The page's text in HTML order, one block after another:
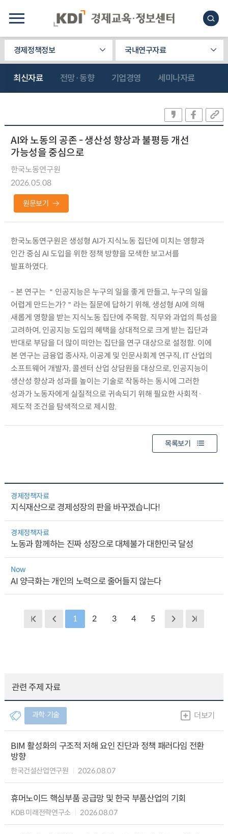
경제정책정보 국내연구자료
최신자료 전망·동향 기업경영 세미나자료
AI와 노동의 공존 - 생산성 향상과 불평등 개선
가능성을 중심으로
한국노동연구원
2026.05.08
원문보기
한국노동연구원은 생성형 AI가 지식노동 집단에 미치는 영향과
인간 중심 AI 도입을 위한 정책 방향을 모색한 보고서를
발표하였다.
- 본 연구는 ＂인공지능은 누구의 일을 좋게 만들고, 누구의 일을
어렵게 만드는가?＂라는 질문에 답하기 위해, 생성형 AI에 의해
새롭게 영향을 받는 지식노동 집단에 주목함. 직무와 과업의 특성을
고려하여, 인공지능 도입의 혜택을 상대적으로 크게 받는 집단과
반대로 부담을 더 많이 떠안는 집단을 연구 대상으로 설정함. 이에
본 연구는 금융업 종사자, 이공계 및 인문사회계 연구직, IT 산업의
소프트웨어 개발자, 콜센터 산업 상담원을 대상으로, 인공지능이
생산성 향상과 성과를 높이는 기술로 작동하는 동시에 그러한
성과가 노동자에게 실질적으로 귀속되기 위해 필요한 사회적·
제도적 조건을 탐색적으로 제시함.
목록보기
경제정책자료
지식재산으로 경제성장의 판을 바꾸겠습니다!
경제정책자료
노동과 함께하는 진짜 성장으로 대체불가 대한민국 달성
Now
AI 양극화는 개인의 노력으로 줄어들지 않는다
1 2 3 4 5
관련 주제 자료
과학∙기술 더보기
BIM 활성화의 구조적 저해 요인 진단과 정책 패러다임 전환
방향
한국건설산업연구원 2026.08.07
휴머노이드 핵심부품 공급망 및 한국 부품산업의 기회
KDB 미래전략연구소 2026.08.07